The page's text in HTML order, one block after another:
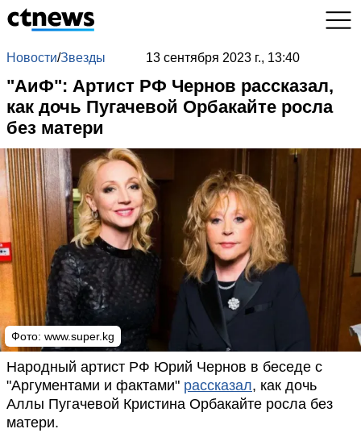
Новости/Звезды 13 сентября 2023 г., 13:40
"АиФ": Артист РФ Чернов рассказал,
как дочь Пугачевой Орбакайте росла
без матери
Фото: www.super.kg
Народный артист РФ Юрий Чернов в беседе с
"Аргументами и фактами" рассказал, как дочь
Аллы Пугачевой Кристина Орбакайте росла без
матери.